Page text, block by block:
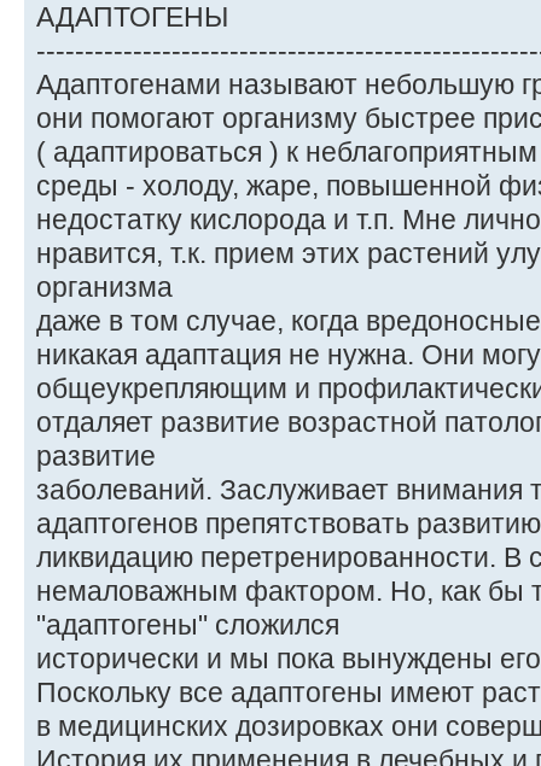
АДАПТОГЕНЫ
Адаптогенами называют небольшую
они помогают организму быстрее
( адаптироваться ) к
среды - холоду, жаре, повышенной
недостатку кислорода и т.п. Мне
нравится, т.к. прием этих растений
организма
даже в том случае, когда
никакая адаптация не нужна. Они
общеукрепляющим и
отдаляет развитие возрастной
развитие
заболеваний. Заслуживает внимания
адаптогенов препятствовать
ликвидацию перетренированности. В
немаловажным фактором. Но, как бы
"адаптогены" сложился
исторически и мы пока вынуждены
Поскольку все адаптогены имеют
в медицинских дозировках они